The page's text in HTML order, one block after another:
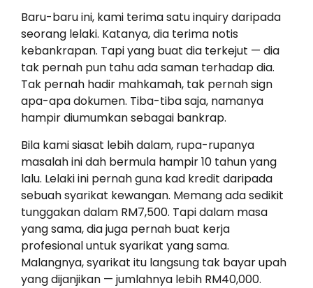
Baru-baru ini, kami terima satu inquiry daripada
seorang lelaki. Katanya, dia terima notis
kebankrapan. Tapi yang buat dia terkejut — dia
tak pernah pun tahu ada saman terhadap dia.
Tak pernah hadir mahkamah, tak pernah sign
apa-apa dokumen. Tiba-tiba saja, namanya
hampir diumumkan sebagai bankrap.
Bila kami siasat lebih dalam, rupa-rupanya
masalah ini dah bermula hampir 10 tahun yang
lalu. Lelaki ini pernah guna kad kredit daripada
sebuah syarikat kewangan. Memang ada sedikit
tunggakan dalam RM7,500. Tapi dalam masa
yang sama, dia juga pernah buat kerja
profesional untuk syarikat yang sama.
Malangnya, syarikat itu langsung tak bayar upah
yang dijanjikan — jumlahnya lebih RM40,000.